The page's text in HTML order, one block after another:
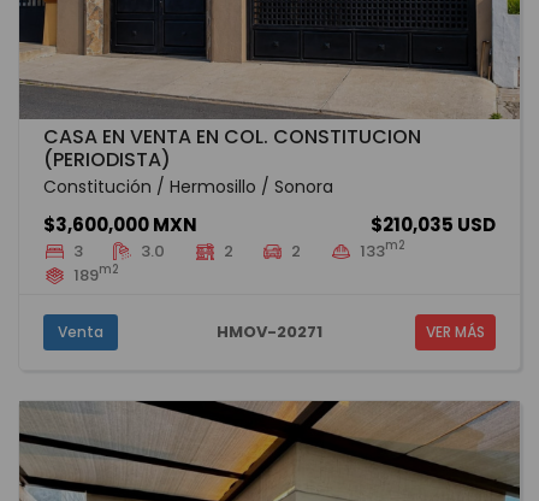
CASA EN VENTA EN COL. CONSTITUCION
(PERIODISTA)
Constitución / Hermosillo / Sonora
$3,600,000 MXN $210,035 USD
3 3.0 2 2 133m2
189m2
Venta HMOV-20271 VER MÁS